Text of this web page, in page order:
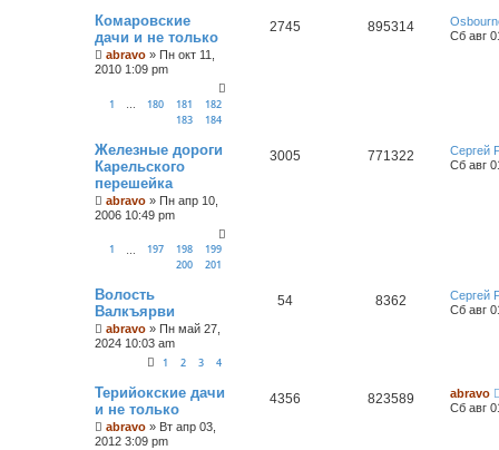
Комаровские
дачи и не только
abravo » Пн окт 11,
2010 1:09 pm
1 … 180 181
182
183
184
2745 895314
Сб авг
Железные дороги
Карельского
перешейка
abravo » Пн апр 10,
2006 10:49 pm
1 197 198
199
200
201
3005 771322
Сергей
Сб авг
Волость
Валкъярви
abravo » Пн май 27,
2024 10:03 am
1 2 3 4
54 8362
Сергей
Сб авг
Терийокские дачи
и не только
abravo » Вт апр 03,
2012 3:09 pm
4356 823589
abravo
Сб авг